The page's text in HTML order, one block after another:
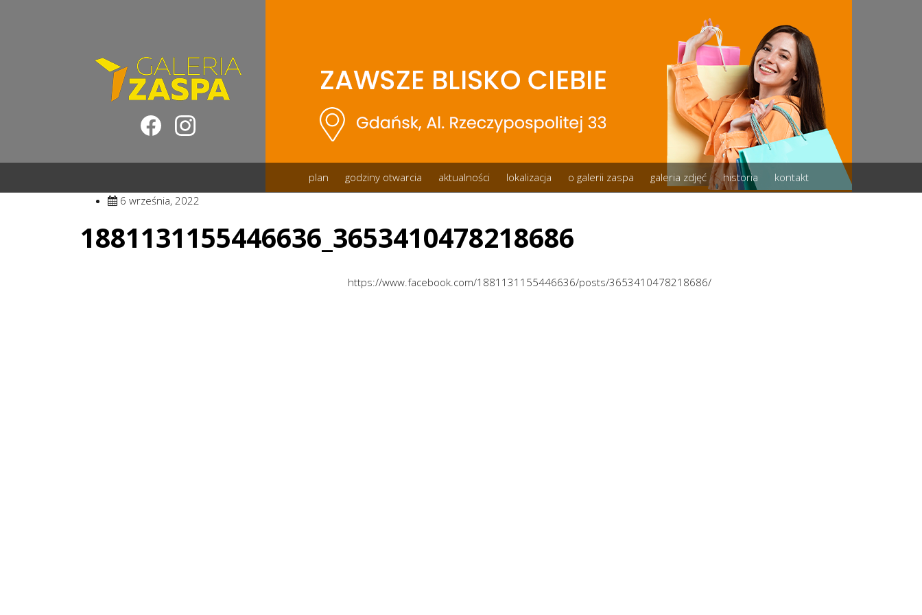
plan godziny otwarcia aktualności lokalizacja o galerii zaspa galeria zdjęć historia
kontakt
6 września, 2022
1881131155446636_3653410478218686
https://www.facebook.com/1881131155446636/posts/3653410478218686/